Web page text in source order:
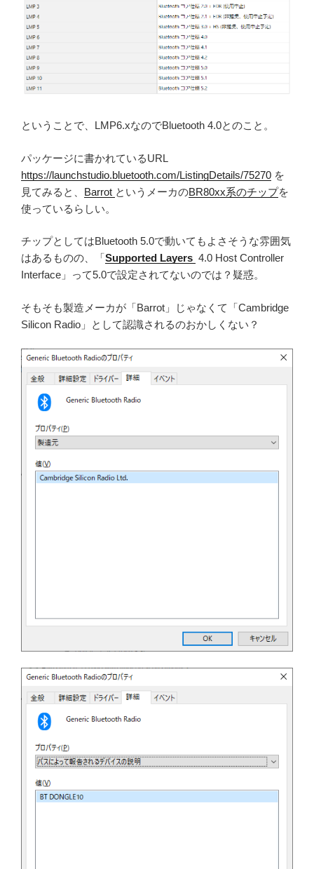
ということで、LMP6.xなのでBluetooth 4.0とのこと。
パッケージに書かれているURL
https://launchstudio.bluetooth.com/ListingDetails/75270 を
見てみると、 Barrot というメーカのBR80xx系のチップを
使っているらしい。
チップとしてはBluetooth 5.0で動いてもよさそうな雰囲気
はあるものの、「Supported Layers 4.0 Host Controller
Interface」って5.0で設定されてないのでは？疑惑。
そもそも製造メーカが「Barrot」じゃなくて「Cambridge
Silicon Radio」として認識されるのおかしくない？